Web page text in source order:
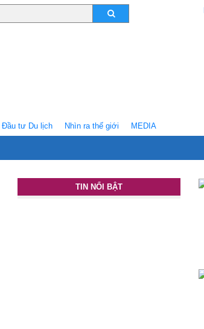
Ðầu tư Du lịch Nhìn ra thế giới MEDIA
TIN NỔI BẬT